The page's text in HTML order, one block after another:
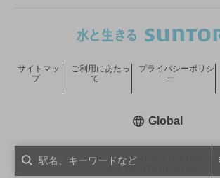
COPYRIGHT © SUNTORY HOLDINGS
サイトマッ
プ
ご利用にあたっ
て
プライバシーポリシ
ー
Global新しい